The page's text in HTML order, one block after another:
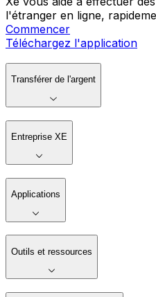
l'étranger en ligne,
Commencer
Téléchargez l'application
Transférer de l'argent
Entreprise XE
Applications
Outils et ressources